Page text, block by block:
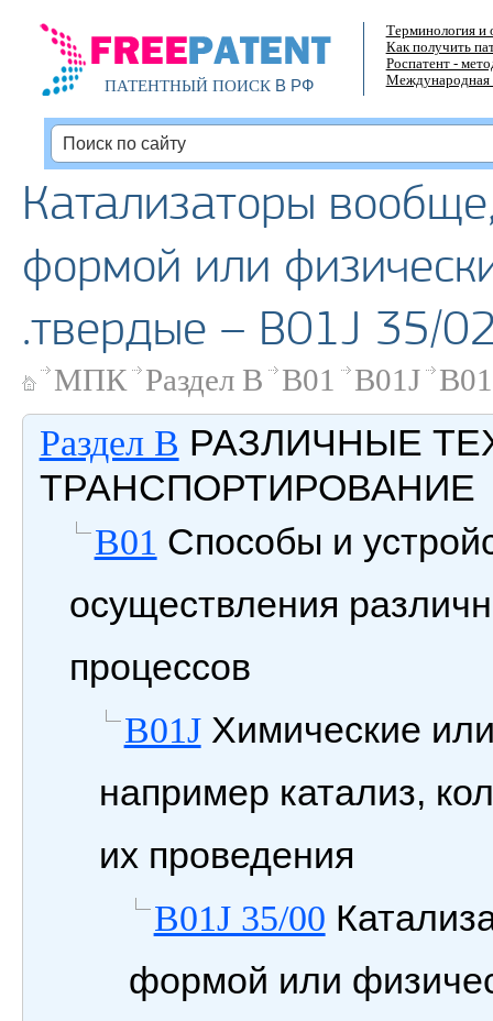
ПАТЕНТНЫЙ ПОИСКВ РФ
Терминология и
Как получить
Роспатент -
Международная
Катализаторы
формой или
.твердые – B01J 35/
МПК Раздел B B01 B01J
Раздел B РАЗЛИЧНЫЕ
ТРАНСПОРТИРОВАНИЕ
B01 Способы и
осуществления
процессов
B01JХимические
например катализ,
их проведения
B01J 35/00
формой или